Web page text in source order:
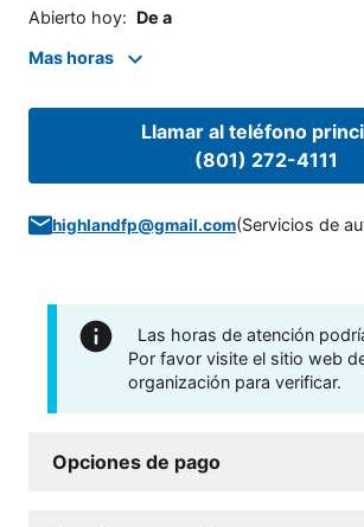
Abierto hoy: De a
Mas horas
Llamar al teléfono
(801) 272-4111
highlandfp@gmail.com(Servicios de
Las horas de atención
Por favor visite el sitio web
organización para verificar.
Opciones de pago